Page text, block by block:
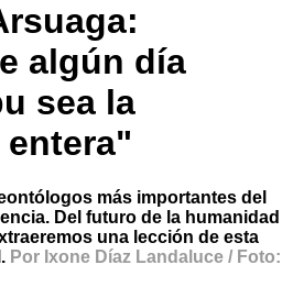
algún día
sea la
más importantes del
Del futuro de la humanidad
una lección de esta
Por Ixone Díaz Landaluce / Foto: